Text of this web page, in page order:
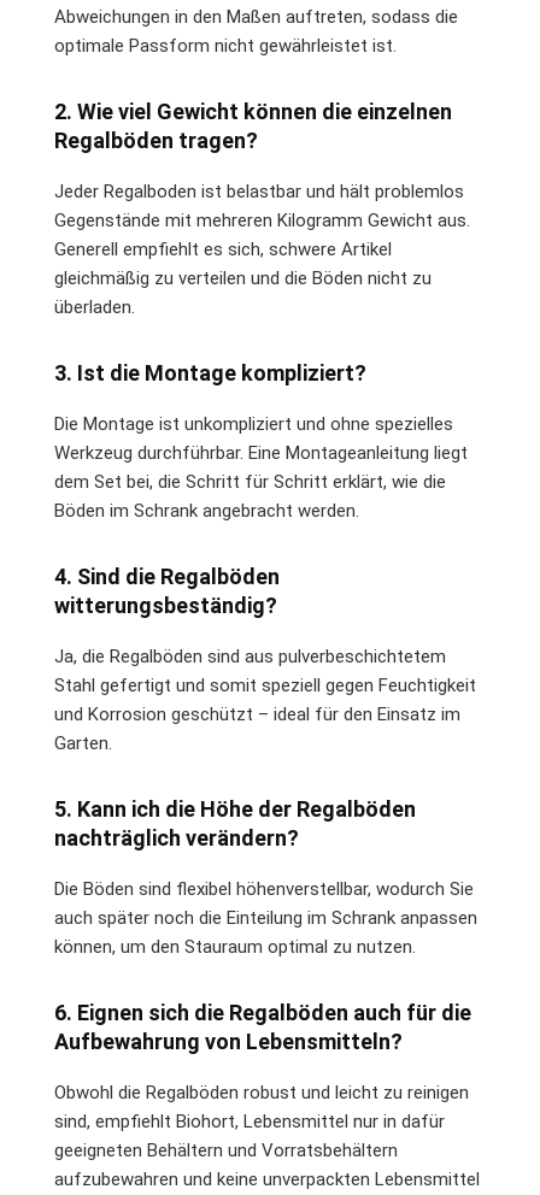
Abweichungen in den Maßen auftreten, sodass die
optimale Passform nicht gewährleistet ist.
2. Wie viel Gewicht können die einzelnen
Regalböden tragen?
Jeder Regalboden ist belastbar und hält problemlos
Gegenstände mit mehreren Kilogramm Gewicht aus.
Generell empfiehlt es sich, schwere Artikel
gleichmäßig zu verteilen und die Böden nicht zu
überladen.
3. Ist die Montage kompliziert?
Die Montage ist unkompliziert und ohne spezielles
Werkzeug durchführbar. Eine Montageanleitung liegt
dem Set bei, die Schritt für Schritt erklärt, wie die
Böden im Schrank angebracht werden.
4. Sind die Regalböden
witterungsbeständig?
Ja, die Regalböden sind aus pulverbeschichtetem
Stahl gefertigt und somit speziell gegen Feuchtigkeit
und Korrosion geschützt – ideal für den Einsatz im
Garten.
5. Kann ich die Höhe der Regalböden
nachträglich verändern?
Die Böden sind flexibel höhenverstellbar, wodurch Sie
auch später noch die Einteilung im Schrank anpassen
können, um den Stauraum optimal zu nutzen.
6. Eignen sich die Regalböden auch für die
Aufbewahrung von Lebensmitteln?
Obwohl die Regalböden robust und leicht zu reinigen
sind, empfiehlt Biohort, Lebensmittel nur in dafür
geeigneten Behältern und Vorratsbehältern
aufzubewahren und keine unverpackten Lebensmittel